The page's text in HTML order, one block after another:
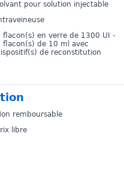
pour solution injectable
flacon(s) en verre de 1300 UI -
flacon(s) de 10 ml avec
de reconstitution
remboursable
libre